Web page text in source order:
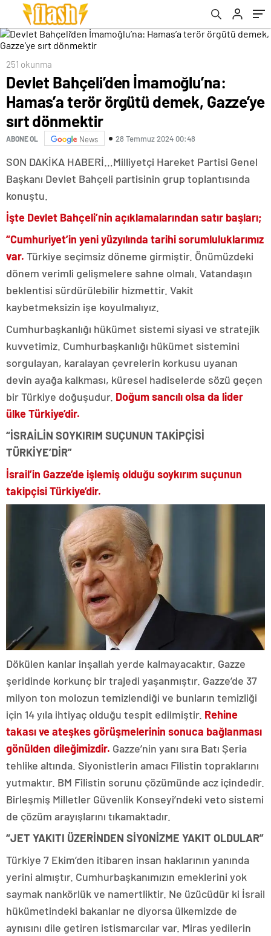
251 okunma
Devlet Bahçeli’den İmamoğlu’na:
Hamas’a terör örgütü demek, Gazze’ye
sırt dönmektir
ABONE OL News 28 Temmuz 2024 00:48
SON DAKİKA HABERİ…Milliyetçi Hareket Partisi Genel
Başkanı Devlet Bahçeli partisinin grup toplantısında
konuştu.
İşte Devlet Bahçeli’nin açıklamalarından satır başları;
“Cumhuriyet’in yeni yüzyılında tarihi sorumluluklarımız
var. Türkiye seçimsiz döneme girmiştir. Önümüzdeki
dönem verimli gelişmelere sahne olmalı. Vatandaşın
beklentisi sürdürülebilir hizmettir. Vakit
kaybetmeksizin işe koyulmalıyız.
Cumhurbaşkanlığı hükümet sistemi siyasi ve stratejik
kuvvetimiz. Cumhurbaşkanlığı hükümet sistemini
sorgulayan, karalayan çevrelerin korkusu uyanan
devin ayağa kalkması, küresel hadiselerde sözü geçen
bir Türkiye doğuşudur. Doğum sancılı olsa da lider
ülke Türkiye’dir.
“İSRAİLİN SOYKIRIM SUÇUNUN TAKİPÇİSİ
TÜRKİYE’DİR”
İsrail’in Gazze’de işlemiş olduğu soykırım suçunun
takipçisi Türkiye’dir.
Dökülen kanlar inşallah yerde kalmayacaktır. Gazze
şeridinde korkunç bir trajedi yaşanmıştır. Gazze’de 37
milyon ton molozun temizlendiği ve bunların temizliği
için 14 yıla ihtiyaç olduğu tespit edilmiştir. Rehine
takası ve ateşkes görüşmelerinin sonuca bağlanması
gönülden dileğimizdir. Gazze’nin yanı sıra Batı Şeria
tehlike altında. Siyonistlerin amacı Filistin topraklarını
yutmaktır. BM Filistin sorunu çözümünde acz içindedir.
Birleşmiş Milletler Güvenlik Konseyi’ndeki veto sistemi
de çözüm arayışlarını tıkamaktadır.
“JET YAKITI ÜZERİNDEN SİYONİZME YAKIT OLDULAR”
Türkiye 7 Ekim’den itibaren insan haklarının yanında
yerini almıştır. Cumhurbaşkanımızın emeklerini yok
saymak nankörlük ve namertliktir. Ne üzücüdür ki İsrail
hükümetindeki bakanlar ne diyorsa ülkemizde de
aynısını dile getiren istismarcılar var. Miras yedilerin